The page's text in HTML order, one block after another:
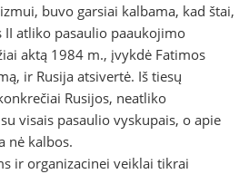
buvo garsiai kalbama, kad štai,
II atliko pasaulio paaukojimo
aktą 1984 m., įvykdė Fatimos
ir Rusija atsivertė. Iš tiesų
Rusijos, neatliko
visais pasaulio vyskupais, o apie
nė kalbos.
ir organizacinei veiklai tikrai